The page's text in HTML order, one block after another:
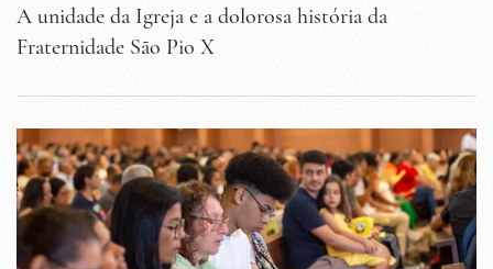
A unidade da Igreja e a dolorosa história da
Fraternidade São Pio X